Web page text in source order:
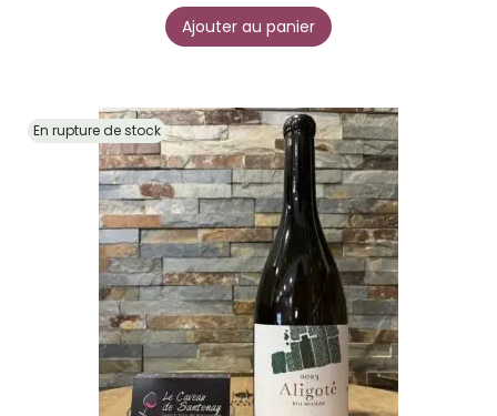
Ajouter au panier
En rupture de stock